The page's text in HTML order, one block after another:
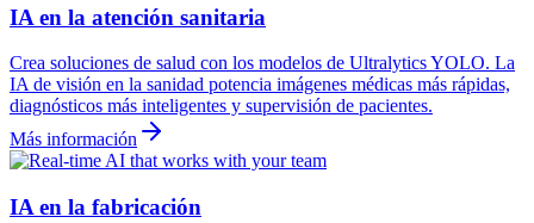
IA en la atención sanitaria
Crea soluciones de salud con los modelos de Ultralytics YOLO. La
IA de visión en la sanidad potencia imágenes médicas más rápidas,
diagnósticos más inteligentes y supervisión de pacientes.
Más información
IA en la fabricación